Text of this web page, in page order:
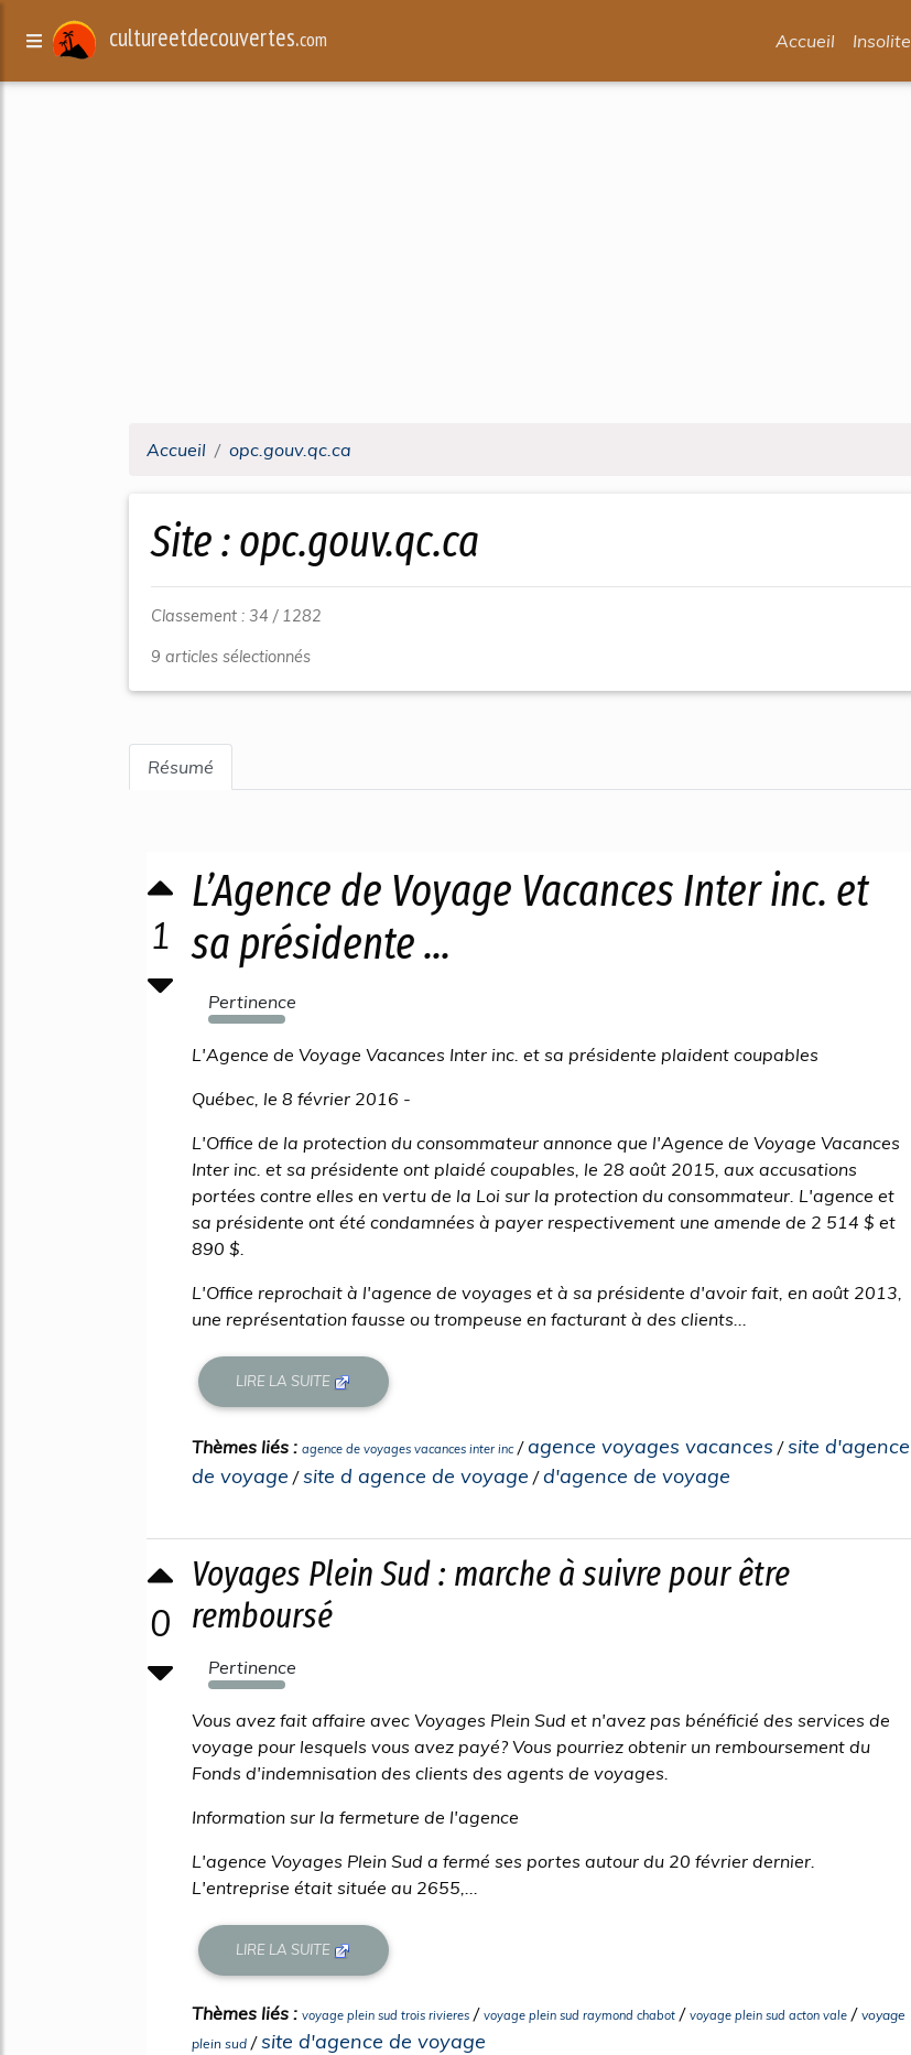
cultureetdecouvertes.com Accueil Insolite
Accueil opc.gouv.qc.ca
Site : opc.gouv.qc.ca
Classement : 34 / 1282
9 articles sélectionnés
Résumé
1
L’Agence de Voyage Vacances Inter inc. et
sa présidente ...
Pertinence
420%
L'Agence de Voyage Vacances Inter inc. et sa présidente plaident coupables
Québec, le 8 février 2016 -
L'Office de la protection du consommateur annonce que l'Agence de Voyage Vacances
Inter inc. et sa présidente ont plaidé coupables, le 28 août 2015, aux accusations
portées contre elles en vertu de la Loi sur la protection du consommateur. L'agence et
sa présidente ont été condamnées à payer respectivement une amende de 2 514 $ et
890 $.
L'Office reprochait à l'agence de voyages et à sa présidente d'avoir fait, en août 2013,
une représentation fausse ou trompeuse en facturant à des clients...
LIRE LA SUITE
Thèmes liés : agence de voyages vacances inter inc/agence voyages vacances /site d'agence
de voyage /site d agence de voyage /d'agence de voyage
0
Voyages Plein Sud : marche à suivre pour être
remboursé
Pertinence
872%
Vous avez fait affaire avec Voyages Plein Sud et n'avez pas bénéficié des services de
voyage pour lesquels vous avez payé? Vous pourriez obtenir un remboursement du
Fonds d'indemnisation des clients des agents de voyages.
Information sur la fermeture de l'agence
L'agence Voyages Plein Sud a fermé ses portes autour du 20 février dernier.
L'entreprise était située au 2655,...
LIRE LA SUITE
Thèmes liés : voyage plein sud trois rivieres / voyage plein sud raymond chabot / voyage plein sud acton vale / voyage
plein sud /site d'agence de voyage